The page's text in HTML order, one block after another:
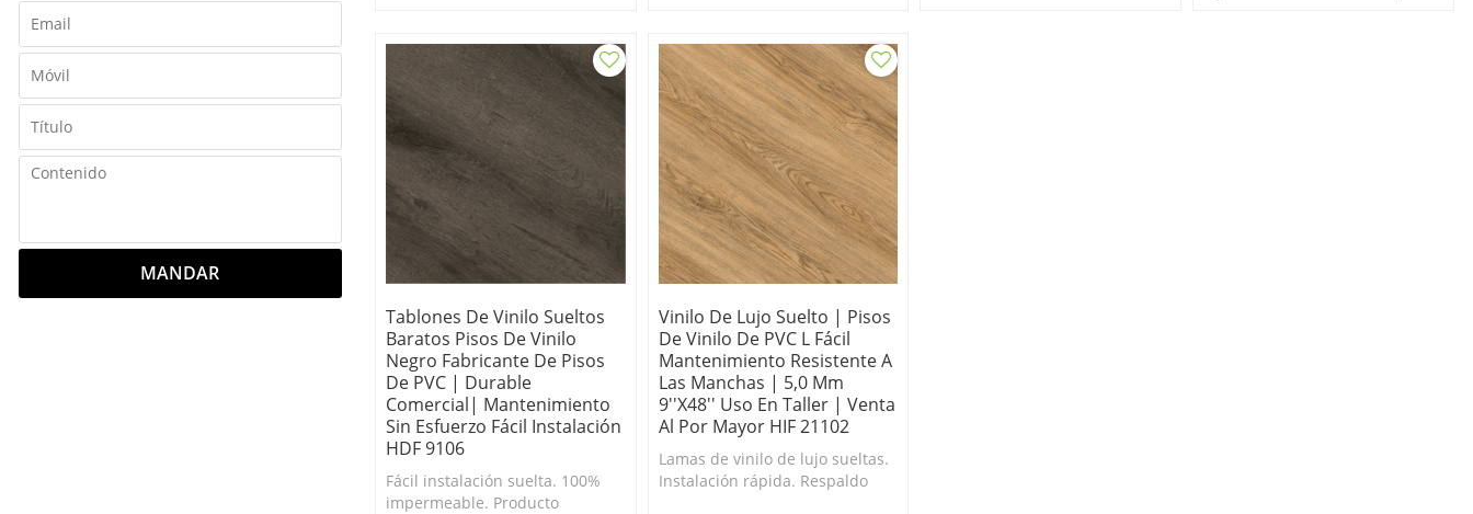
MANDAR
Tablones De Vinilo Sueltos
Baratos Pisos De Vinilo
Negro Fabricante De Pisos
De PVC | Durable
Comercial| Mantenimiento
Sin Esfuerzo Fácil Instalación
HDF 9106
Fácil instalación suelta. 100%
impermeable. Producto
Vinilo De Lujo Suelto | Pisos
De Vinilo De PVC L Fácil
Mantenimiento Resistente A
Las Manchas | 5,0 Mm
9''x48'' Uso En Taller | Venta
Al Por Mayor HIF 21102
Lamas de vinilo de lujo sueltas.
Instalación rápida. Respaldo